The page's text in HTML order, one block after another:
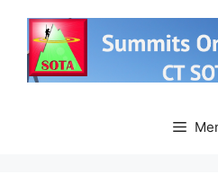
conteúdo